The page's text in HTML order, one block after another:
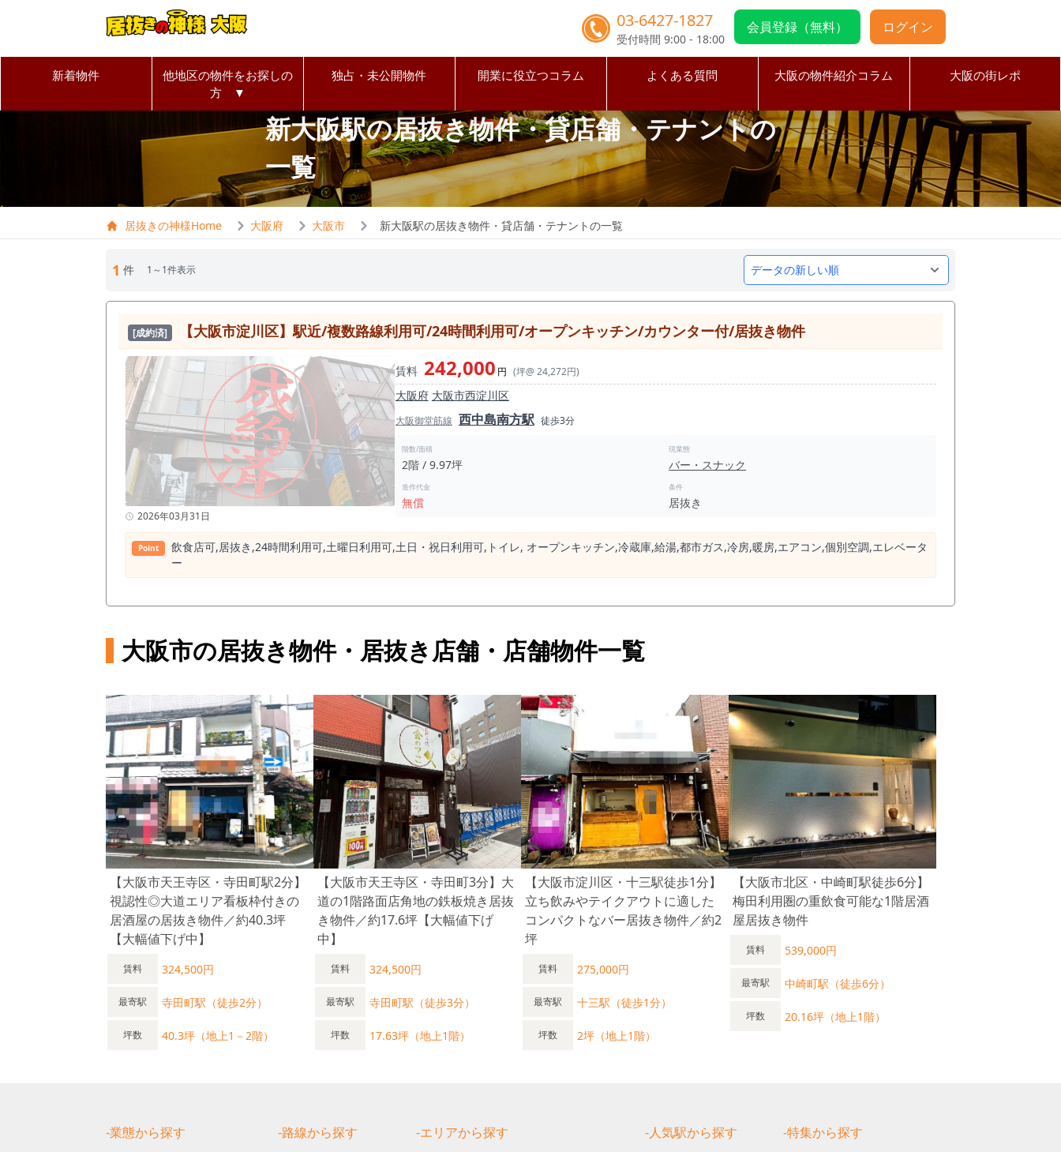
03-6427-1827
受付時間 9:00 - 18:00
会員登録（無料） ログイン
新着物件
他地区の物件をお探しの
方 ▼
独占・未公開物件 開業に役立つコラム よくある質問 大阪の物件紹介コラム 大阪の街レポ
新大阪駅の居抜き物件・貸店舗・テナントの
一覧
居抜きの神様Home 大阪府 大阪市 新大阪駅の居抜き物件・貸店舗・テナントの一覧
1 件 1～1件表示
[成約済] 【⼤阪市淀川区】駅近/複数路線利用可/24時間利用可/オープンキッチン/カウンター付/居抜き物件
2026年03月31日
賃料 242,000 円 (坪@ 24,272円)
大阪府 大阪市西淀川区
大阪御堂筋線 西中島南方駅 徒歩3分
階数/面積
2階 / 9.97坪
現業態
バー・スナック
造作代金
無償
条件
居抜き
Point
飲⾷店可,居抜き,24時間利⽤可,⼟曜⽇利⽤可,⼟⽇・祝⽇利⽤可,トイレ, オープンキッチン,冷蔵庫,給湯,都市ガス,冷房,暖房,エアコン,個別空調,エレベータ
ー
大阪市の居抜き物件・居抜き店舗・店舗物件一覧
【大阪市天王寺区・寺田町駅2分】
視認性◎大道エリア看板枠付きの
居酒屋の居抜き物件／約40.3坪
【大幅値下げ中】
賃料 324,500円
最寄駅 寺田町駅（徒歩2分）
坪数 40.3坪（地上1－2階）
【大阪市天王寺区・寺田町3分】大
道の1階路面店角地の鉄板焼き居抜
き物件／約17.6坪【大幅値下げ
中】
賃料 324,500円
最寄駅 寺田町駅（徒歩3分）
坪数 17.63坪（地上1階）
【大阪市淀川区・十三駅徒歩1分】
立ち飲みやテイクアウトに適した
コンパクトなバー居抜き物件／約2
坪
賃料 275,000円
最寄駅 十三駅（徒歩1分）
坪数 2坪（地上1階）
【大阪市北区・中崎町駅徒歩6分】
梅田利用圏の重飲食可能な1階居酒
屋居抜き物件
賃料 539,000円
最寄駅 中崎町駅（徒歩6分）
坪数 20.16坪（地上1階）
-業態から探す
-路線から探す
-エリアから探す
-人気駅から探す -特集から探す